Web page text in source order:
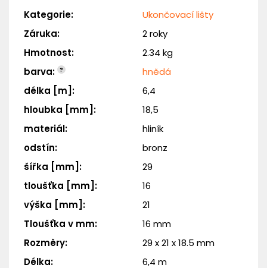
Kategorie:
Ukončovací lišty
Záruka:
2 roky
Hmotnost:
2.34 kg
barva: ?
hnědá
délka [m] :
6,4
hloubka [mm] :
18,5
materiál:
hliník
odstín:
bronz
šířka [mm] :
29
tloušťka [mm] :
16
výška [mm] :
21
Tloušťka v mm:
16 mm
Rozměry:
29 x 21 x 18.5 mm
Délka:
6,4 m
Potřebuji pomoct
Powered by chaterimo